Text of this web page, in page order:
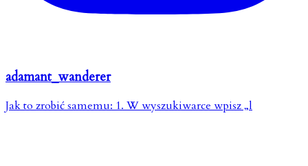
adamant_wanderer
Jak to zrobić samemu: 1. W wyszukiwarce wpisz „l